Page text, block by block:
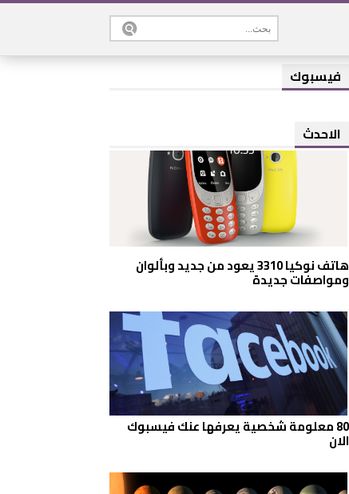
فيسبوك
الاحدث
هاتف نوكيا 3310 يعود من جديد وبألوان
ومواصفات جديدة
80 معلومة شخصية يعرفها عنك فيسبوك
الان